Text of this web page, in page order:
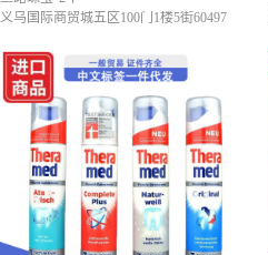
义乌国际商贸城五区100门1楼5街60497